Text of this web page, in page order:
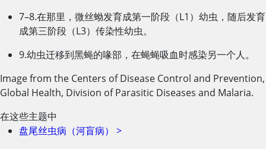
7–8.在那里，微丝蚴发育成第一阶段（L1）幼虫，随后发育
成第三阶段（L3）传染性幼虫。
9.幼虫迁移到黑蝇的喙部，在蝇蝇吸血时感染另一个人。
Image from the Centers of Disease Control and Prevention,
Global Health, Division of Parasitic Diseases and Malaria.
在这些主题中
盘尾丝虫病（河盲病）
>